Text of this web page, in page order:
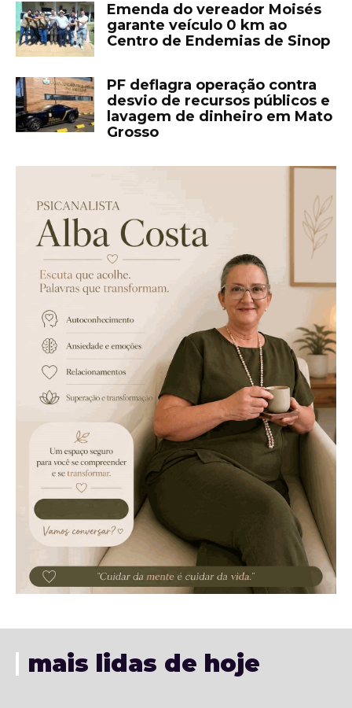
Emenda do vereador Moisés
garante veículo 0 km ao
Centro de Endemias de Sinop
PF deflagra operação contra
desvio de recursos públicos e
lavagem de dinheiro em Mato
Grosso
mais lidas de hoje